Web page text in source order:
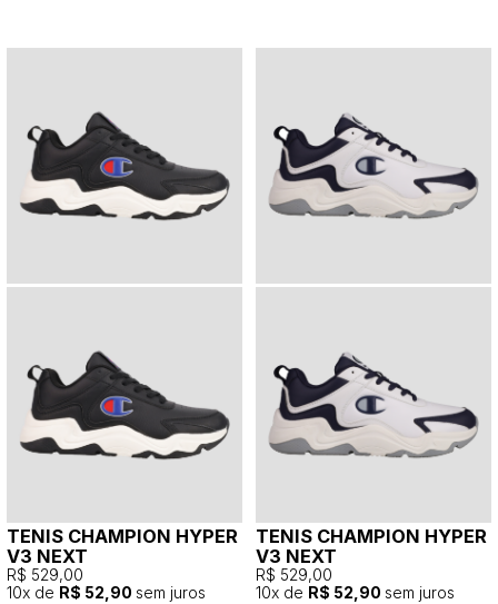
TENIS CHAMPION HYPER
V3 NEXT
R$ 529,00
10x de R$ 52,90 sem juros
TENIS CHAMPION HYPER
V3 NEXT
R$ 529,00
10x de R$ 52,90 sem juros